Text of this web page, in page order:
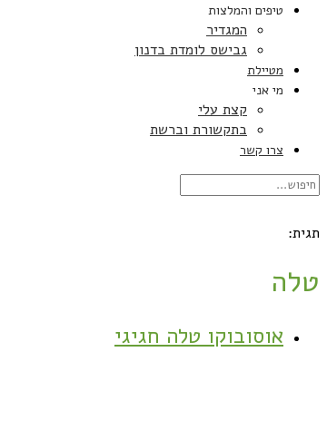
טיפים והמלצות
המגדיר
גבישס לומדת בדנון
מטיילת
מי אני
קצת עלי
בתקשורת וברשת
צרו קשר
תגית:
טלה
אוסובוקו טלה חגיגי